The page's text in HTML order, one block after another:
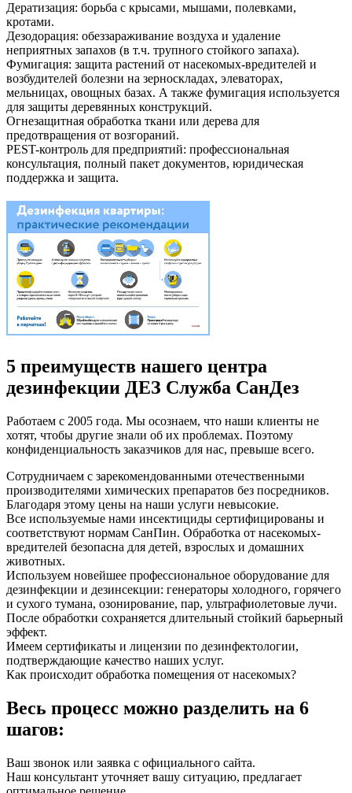
Дератизация: борьба с крысами, мышами, полевками,
кротами.
Дезодорация: обеззараживание воздуха и удаление
неприятных запахов (в т.ч. трупного стойкого запаха).
Фумигация: защита растений от насекомых-вредителей и
возбудителей болезни на зерноскладах, элеваторах,
мельницах, овощных базах. А также фумигация используется
для защиты деревянных конструкций.
Огнезащитная обработка ткани или дерева для
предотвращения от возгораний.
PEST-контроль для предприятий: профессиональная
консультация, полный пакет документов, юридическая
поддержка и защита.
5 преимуществ нашего центра
дезинфекции ДЕЗ Служба СанДез
Работаем с 2005 года. Мы осознаем, что наши клиенты не
хотят, чтобы другие знали об их проблемах. Поэтому
конфиденциальность заказчиков для нас, превыше всего.
Сотрудничаем с зарекомендованными отечественными
производителями химических препаратов без посредников.
Благодаря этому цены на наши услуги невысокие.
Все используемые нами инсектициды сертифицированы и
соответствуют нормам СанПин. Обработка от насекомых-
вредителей безопасна для детей, взрослых и домашних
животных.
Используем новейшее профессиональное оборудование для
дезинфекции и дезинсекции: генераторы холодного, горячего
и сухого тумана, озонирование, пар, ультрафиолетовые лучи.
После обработки сохраняется длительный стойкий барьерный
эффект.
Имеем сертификаты и лицензии по дезинфектологии,
подтверждающие качество наших услуг.
Как происходит обработка помещения от насекомых?
Весь процесс можно разделить на 6
шагов:
Ваш звонок или заявка с официального сайта.
Наш консультант уточняет вашу ситуацию, предлагает